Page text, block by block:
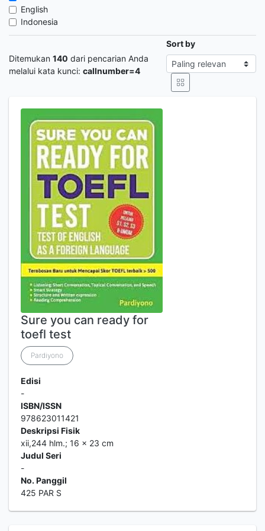
English
Indonesia
Ditemukan 140 dari pencarian Anda
melalui kata kunci: callnumber=4
Sort by
Sure you can ready for
toefl test
Pardiyono
Edisi
-
ISBN/ISSN
978623011421
Deskripsi Fisik
xii,244 hlm.; 16 x 23 cm
Judul Seri
-
No. Panggil
425 PAR S